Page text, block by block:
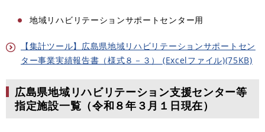
地域リハビリテーションサポートセンター用
【集計ツール】広島県地域リハビリテーションサポートセン
ター事業実績報告書（様式８－３） (Excelファイル)(75KB)
広島県地域リハビリテーション支援センター等
指定施設一覧（令和８年３月１日現在）